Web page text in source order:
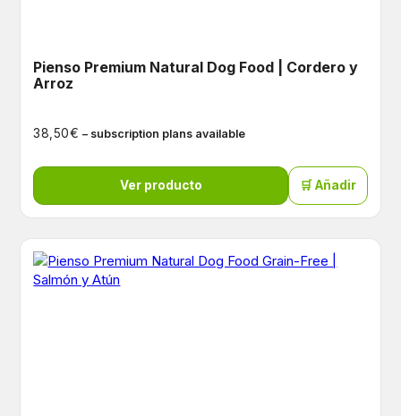
Pienso Premium Natural Dog Food | Cordero y
Arroz
38,50€ – subscription plans available
Ver producto 🛒 Añadir